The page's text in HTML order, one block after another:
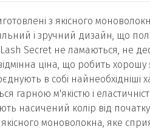
з якісного
і зручний дизайн, що
Lash Secret не ламаються, не
ціна, що робить хорошу
в собі найнеобхідніші
гарною м'якістю і
насичений колір від
якісного моноволокна, яке